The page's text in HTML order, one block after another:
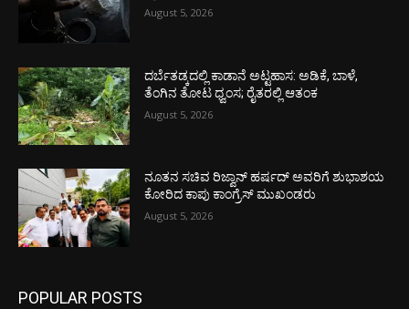
August 5, 2026
ದರ್ಬೆತಡ್ಕದಲ್ಲಿ ಕಾಡಾನೆ ಅಟ್ಟಹಾಸ: ಅಡಿಕೆ, ಬಾಳೆ,
ತೆಂಗಿನ ತೋಟ ಧ್ವಂಸ; ರೈತರಲ್ಲಿ ಆತಂಕ
August 5, 2026
ನೂತನ ಸಚಿವ ರಿಜ್ವಾನ್ ಹರ್ಷದ್ ಅವರಿಗೆ ಶುಭಾಶಯ
ಕೋರಿದ ಕಾಪು ಕಾಂಗ್ರೆಸ್ ಮುಖಂಡರು
August 5, 2026
POPULAR POSTS